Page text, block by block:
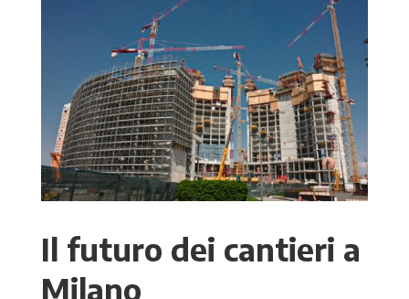
Il futuro dei cantieri a
Milano